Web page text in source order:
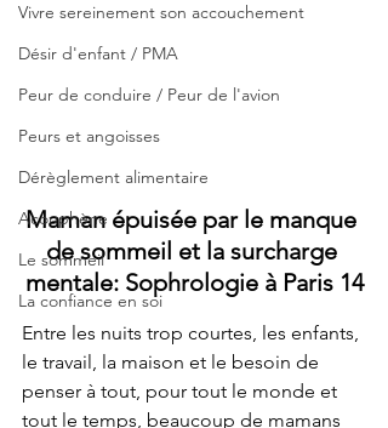
Vivre sereinement son accouchement
Désir d'enfant / PMA
Peur de conduire / Peur de l'avion
Peurs et angoisses
Dérèglement alimentaire
Acouphène
Le sommeil
La confiance en soi
Maman épuisée par le manque
de sommeil et la surcharge
mentale: Sophrologie à Paris 14
Entre les nuits trop courtes, les enfants,
le travail, la maison et le besoin de
penser à tout, pour tout le monde et
tout le temps, beaucoup de mamans